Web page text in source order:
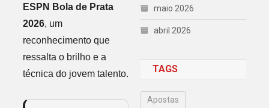
ESPN Bola de Prata
2026, um
reconhecimento que
ressalta o brilho e a
técnica do jovem talento.
maio 2026
abril 2026
TAGS
Apostas